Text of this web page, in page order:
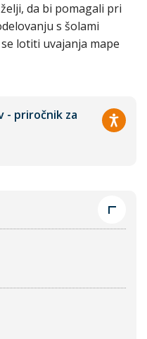
da bi pomagali pri
s šolami
lotiti uvajanja mape
- priročnik za